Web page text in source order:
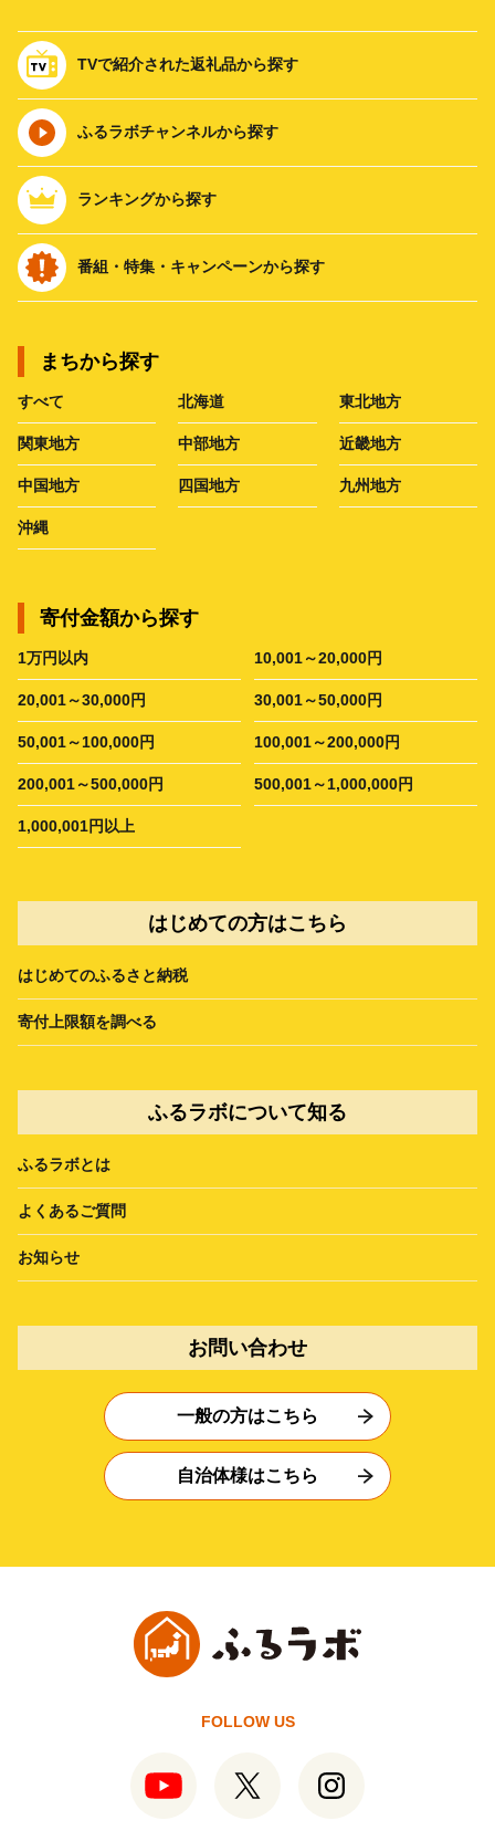
TVで紹介された返礼品から探す
ふるラボチャンネルから探す
ランキングから探す
番組・特集・キャンペーンから探す
まちから探す
すべて 北海道 東北地方
関東地方 中部地方 近畿地方
中国地方 四国地方 九州地方
沖縄
寄付金額から探す
1万円以内 10,001～20,000円
20,001～30,000円 30,001～50,000円
50,001～100,000円 100,001～200,000円
200,001～500,000円 500,001～1,000,000円
1,000,001円以上
はじめての方はこちら
はじめてのふるさと納税
寄付上限額を調べる
ふるラボについて知る
ふるラボとは
よくあるご質問
お知らせ
お問い合わせ
一般の方はこちら
自治体様はこちら
FOLLOW US